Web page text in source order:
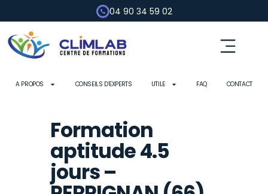
04 90 34 59 02
A PROPOS CONSEILS D’EXPERTS UTILE FAQ CONTACT
Formation
aptitude 4.5
jours –